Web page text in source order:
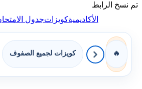
نسخ الرابط
الأكاديميةكويزاتجدول الامتحان
كويزات لجميع الصفوف